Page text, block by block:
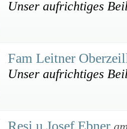
Unser aufrichtiges
Fam Leitner
Unser aufrichtiges
Resi u Josef Ebner